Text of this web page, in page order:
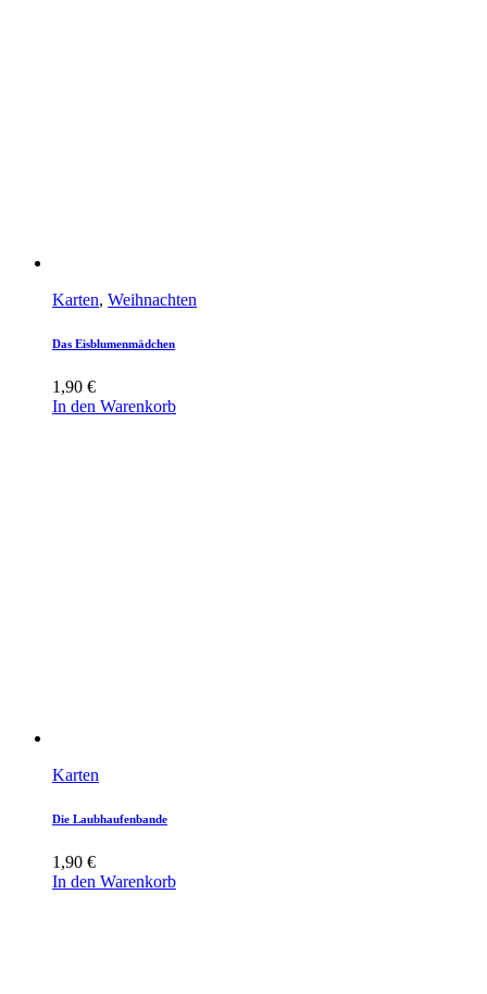
Karten, Weihnachten
Das Eisblumenmädchen
1,90 €
In den Warenkorb
Karten
Die Laubhaufenbande
1,90 €
In den Warenkorb